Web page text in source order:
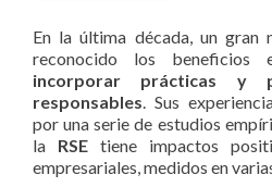
En la última década, un gran
reconocido los
incorporar prácticas y
responsables. Sus
por una serie de estudios
la RSE tiene impactos
empresariales, medidos en